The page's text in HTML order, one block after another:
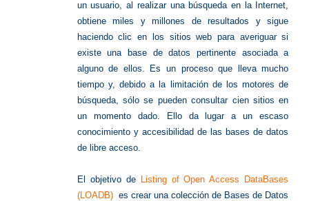
un usuario, al realizar una búsqueda en la Internet,
obtiene miles y millones de resultados y sigue
haciendo clic en los sitios web para averiguar si
existe una base de datos pertinente asociada a
alguno de ellos. Es un proceso que lleva mucho
tiempo y, debido a la limitación de los motores de
búsqueda, sólo se pueden consultar cien sitios en
un momento dado. Ello da lugar a un escaso
conocimiento y accesibilidad de las bases de datos
de libre acceso.
El objetivo deListing of Open Access DataBases
(LOADB)es crear una colección de Bases de Datos